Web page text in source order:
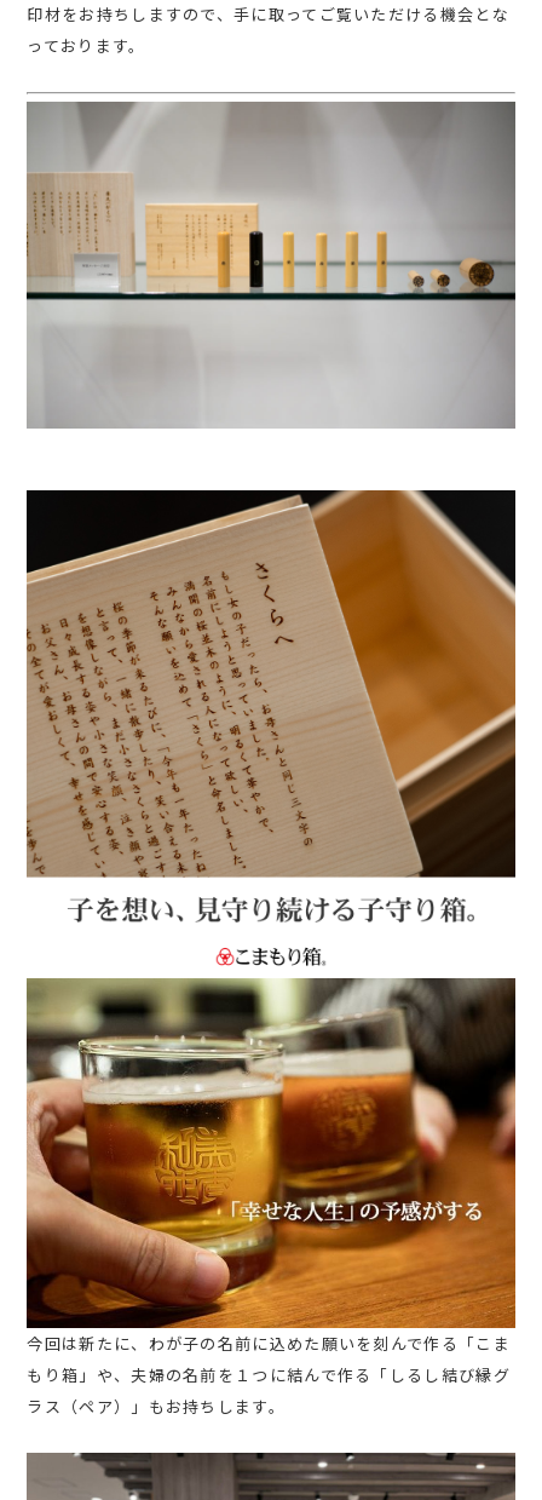
印材をお持ちしますので、手に取ってご覧いただける機会とな
っております。
今回は新たに、わが子の名前に込めた願いを刻んで作る「こま
もり箱」や、夫婦の名前を１つに結んで作る「しるし結び縁グ
ラス（ペア）」もお持ちします。